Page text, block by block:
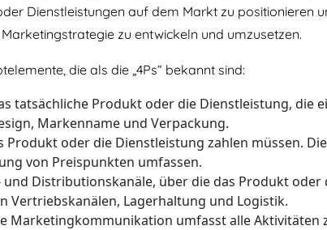
Dienstleistungen auf dem Markt zu positionieren
zu entwickeln und umzusetzen.
die als die „4Ps“ bekannt sind:
tatsächliche Produkt oder die Dienstleistung, die
Markenname und Verpackung.
Produkt oder die Dienstleistung zahlen müssen.
von Preispunkten umfassen.
Distributionskanäle, über die das Produkt oder
Vertriebskanälen, Lagerhaltung und Logistik.
Marketingkommunikation umfasst alle